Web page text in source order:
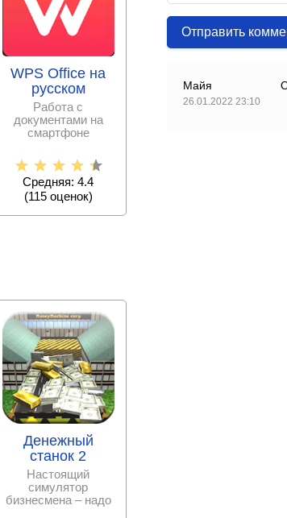
Отправить
Майя
26.01.2022 23:10
WPS Office на
русском
Работа с
документами на
смартфоне
проще с набором
офисных программ,
Средняя: 4.4
(115оценок)
Денежный
станок 2
Настоящий
симулятор
бизнесмена – надо